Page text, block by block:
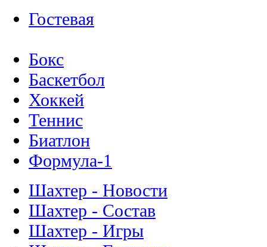
Гостевая
Бокс
Баскетбол
Хоккей
Теннис
Биатлон
Формула-1
Шахтер - Новости
Шахтер - Состав
Шахтер - Игры